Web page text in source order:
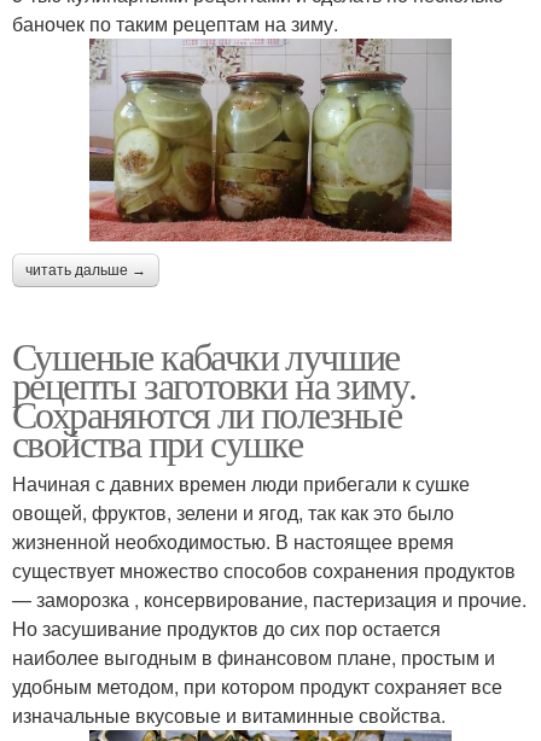
баночек по таким рецептам на зиму.
читать дальше →
Сушеные кабачки лучшие
рецепты заготовки на зиму.
Сохраняются ли полезные
свойства при сушке
Начиная с давних времен люди прибегали к сушке
овощей, фруктов, зелени и ягод, так как это было
жизненной необходимостью. В настоящее время
существует множество способов сохранения продуктов
— заморозка , консервирование, пастеризация и прочие.
Но засушивание продуктов до сих пор остается
наиболее выгодным в финансовом плане, простым и
удобным методом, при котором продукт сохраняет все
изначальные вкусовые и витаминные свойства.